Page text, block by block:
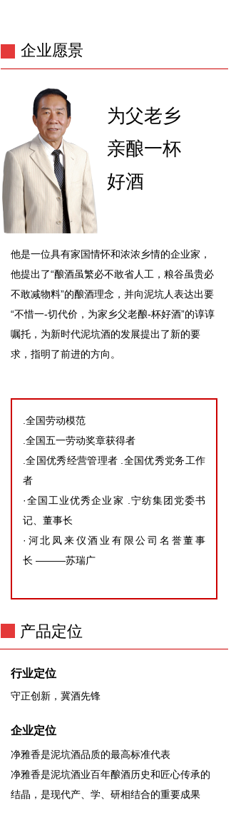
.全国劳动模范
.全国五一劳动奖章获得者
.全国优秀经营管理者 .全国优秀党务工作
者
·全国工业优秀企业家 .宁纺集团党委书
记、董事长
·河北凤来仪酒业有限公司名誉董事
长 ———苏瑞广
行业定位
产品定位
他是一位具有家国情怀和浓浓乡情的企业家，
他提出了“酿酒虽繁必不敢省人工，粮谷虽贵必
不敢减物料”的酿酒理念，并向泥坑人表达出要
“不惜一-切代价，为家乡父老酿-杯好酒”的谆谆
嘱托，为新时代泥坑酒的发展提出了新的要
求，指明了前进的方向。
为父老乡
亲酿一杯
好酒
企业愿景
守正创新，冀酒先锋
企业定位
净雅香是泥坑酒品质的最高标准代表
净雅香是泥坑酒业百年酿酒历史和匠心传承的
结晶，是现代产、学、研相结合的重要成果